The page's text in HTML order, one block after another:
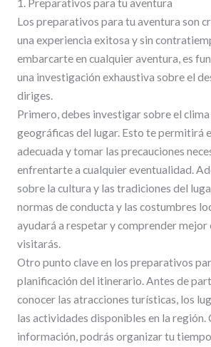
1. Preparativos para tu aventura
Los preparativos para tu aventura son
una experiencia exitosa y sin
embarcarte en cualquier aventura, es
una investigación exhaustiva sobre el
diriges.
Primero, debes investigar sobre el
geográficas del lugar. Esto te permitirá
adecuada y tomar las precauciones
enfrentarte a cualquier eventualidad.
sobre la cultura y las tradiciones del
normas de conducta y las costumbres
ayudará a respetar y comprender mejor
visitarás.
Otro punto clave en los preparativos
planificación del itinerario. Antes de
conocer las atracciones turísticas, los
las actividades disponibles en la región.
información, podrás organizar tu